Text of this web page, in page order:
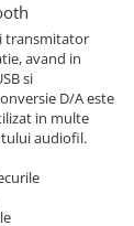
transmitator
avand in
si
D/A este
in multe
audiofil.